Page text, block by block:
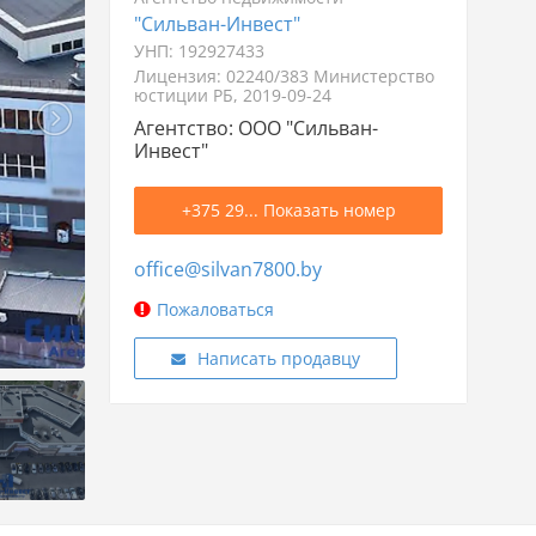
"Сильван-Инвест"
УНП: 192927433
Лицензия: 02240/383 Министерство
юстиции РБ, 2019-09-24
Агентство: ООО "Сильван-
Инвест"
+375 29... Показать номер
office@silvan7800.by
Пожаловаться
Написать продавцу